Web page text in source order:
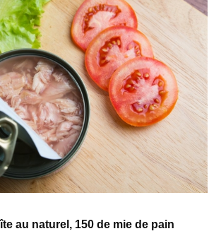
au naturel, 150 de mie de pain